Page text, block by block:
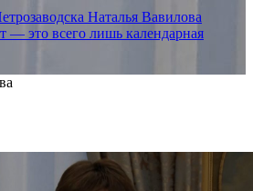
Наталья Вавилова
— это всего лишь календарная